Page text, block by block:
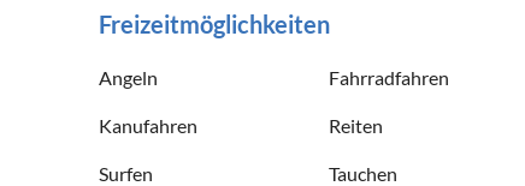
Freizeitmöglichkeiten
Angeln Fahrradfahren
Kanufahren Reiten
Surfen Tauchen